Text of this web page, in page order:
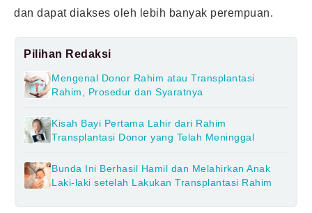
dan dapat diakses oleh lebih banyak perempuan.
Pilihan Redaksi
Mengenal Donor Rahim atau Transplantasi
Rahim, Prosedur dan Syaratnya
Kisah Bayi Pertama Lahir dari Rahim
Transplantasi Donor yang Telah Meninggal
Bunda Ini Berhasil Hamil dan Melahirkan Anak
Laki-laki setelah Lakukan Transplantasi Rahim